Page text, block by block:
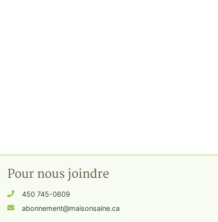
Pour nous joindre
450 745-0609
abonnement@maisonsaine.ca